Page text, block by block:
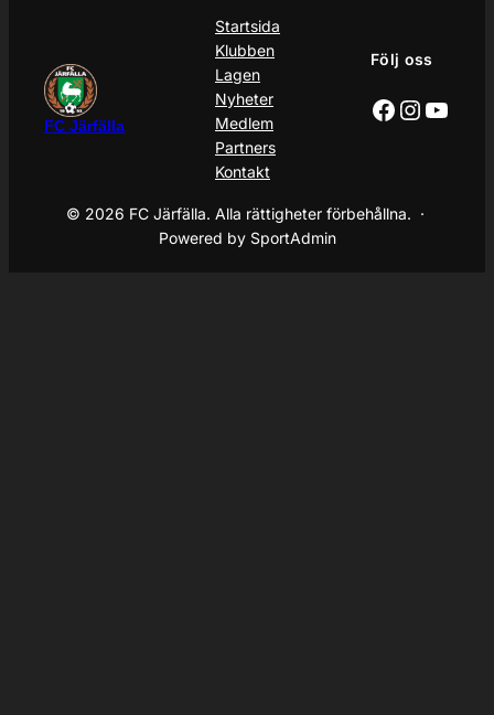
FC Järfälla
Startsida
Klubben
Lagen
Nyheter
Medlem
Partners
Kontakt
Följ oss
Facebook
© 2026 FC Järfälla. Alla rättigheter förbehållna. ·
Powered by SportAdmin